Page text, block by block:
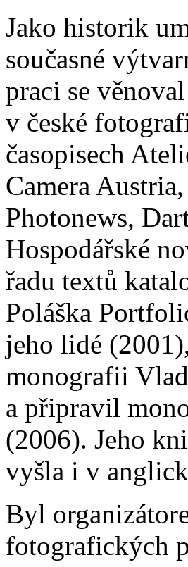
Jako historik
současné
praci se
v české
časopisech
Camera
Photonews,
Hospodářské
řadu textů
Poláška
jeho lidé
monografii
a připravil
(2006). Jeho
vyšla i v
Byl
fotografických